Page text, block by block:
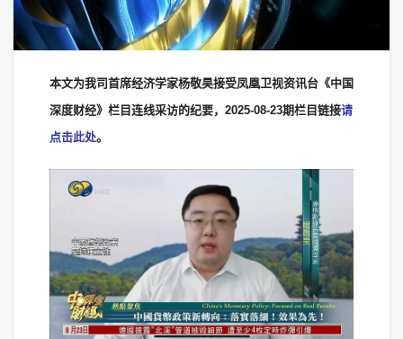
本文为我司首席经济学家杨敬昊接受凤凰卫视资讯台《中国
深度财经》栏目连线采访的纪要，2025-08-23期栏目链接请
点击此处。